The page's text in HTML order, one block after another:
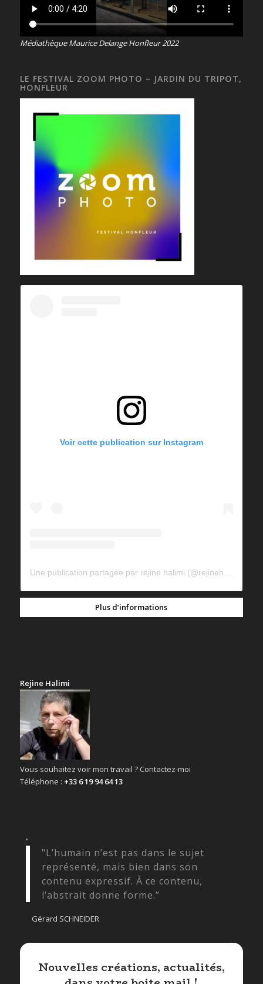
Médiathèque Maurice Delange Honfleur 2022
LE FESTIVAL ZOOM PHOTO – JARDIN DU TRIPOT,
HONFLEUR
Voir cette publication sur Instagram
Plus d’informations
Rejine Halimi
Vous souhaitez voir mon travail ? Contactez-moi
Téléphone : +33 6 19 94 64 13
“
"L’humain n’est pas dans le sujet
représenté, mais bien dans son
contenu expressif. À ce contenu,
l’abstrait donne forme.”
Gérard SCHNEIDER
Nouvelles créations, actualités,